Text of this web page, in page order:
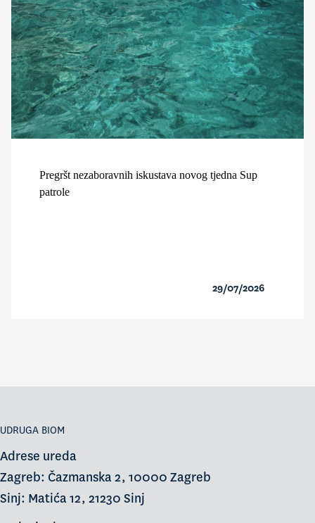
Pregršt nezaboravnih iskustava novog tjedna Sup
patrole
29/07/2026
UDRUGA BIOM
Adrese ureda
Zagreb: Čazmanska 2, 10000 Zagreb
Sinj: Matića 12, 21230 Sinj